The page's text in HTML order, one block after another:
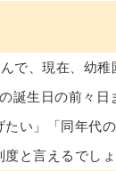
で、現在、幼
誕生日の前々日
い」「同年代
と言えるでしょ